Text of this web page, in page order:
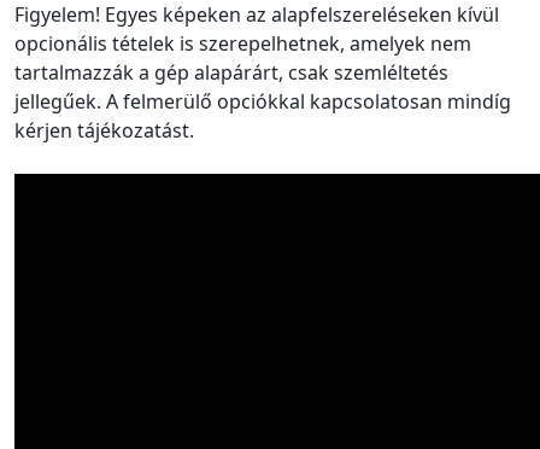
Figyelem! Egyes képeken az alapfelszereléseken kívül
opcionális tételek is szerepelhetnek, amelyek nem
tartalmazzák a gép alapárárt, csak szemléltetés
jellegűek. A felmerülő opciókkal kapcsolatosan mindíg
kérjen tájékozatást.